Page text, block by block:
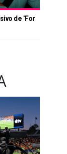
de 'For